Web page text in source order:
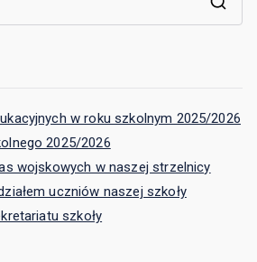
w roku szkolnym 2025/2026
2025/2026
wojskowych w naszej strzelnicy
uczniów naszej szkoły
szkoły